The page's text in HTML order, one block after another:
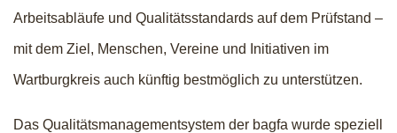
Arbeitsabläufe und Qualitätsstandards auf dem Prüfstand –
mit dem Ziel, Menschen, Vereine und Initiativen im
Wartburgkreis auch künftig bestmöglich zu unterstützen.
Das Qualitätsmanagementsystem der bagfa wurde speziell